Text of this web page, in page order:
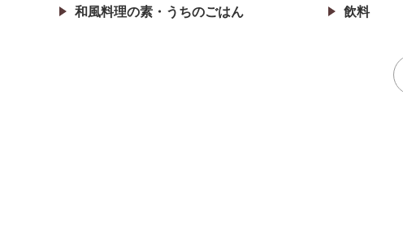
和風料理の素・ うちのごはん 飲料